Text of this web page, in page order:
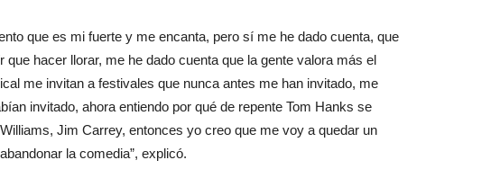
que es mi fuerte y me encanta, pero sí me he dado cuenta, que
hacer llorar, me he dado cuenta que la gente valora más el
me invitan a festivales que nunca antes me han invitado, me
invitado, ahora entiendo por qué de repente Tom Hanks se
Jim Carrey, entonces yo creo que me voy a quedar un
la comedia”, explicó.